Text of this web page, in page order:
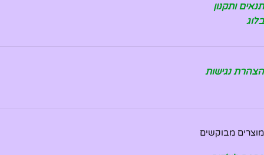
תנאים ותקנון
בלוג
הצהרת נגישות
מוצרים מבוקשים